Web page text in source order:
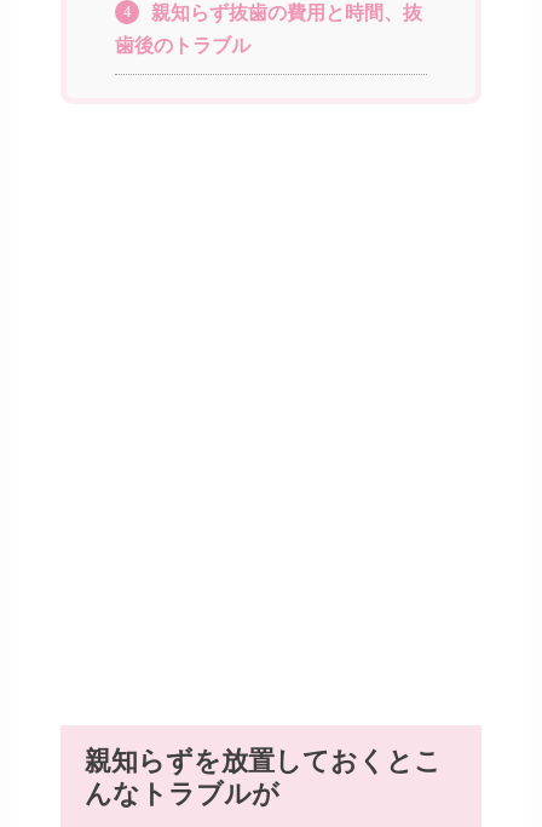
4
親知らず抜歯の費用と時間、抜
歯後のトラブル
親知らずを放置しておくとこ
んなトラブルが